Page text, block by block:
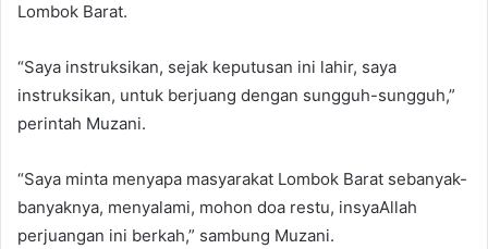
Lombok Barat.
“Saya instruksikan, sejak keputusan ini lahir, saya
instruksikan, untuk berjuang dengan sungguh-sungguh,”
perintah Muzani.
“Saya minta menyapa masyarakat Lombok Barat sebanyak-
banyaknya, menyalami, mohon doa restu, insyaAllah
perjuangan ini berkah,” sambung Muzani.